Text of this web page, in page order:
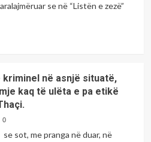
se në “Listën e zezë”
kriminel në asnjë situatë,
kaq të ulëta e pa etikë
0
me pranga në duar, në